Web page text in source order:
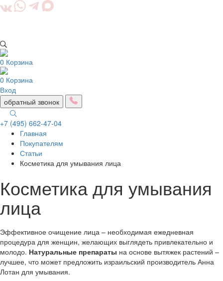
0 Корзина
0 Корзина
Вход
обратный звонок
+7 (495) 662-47-04
Главная
Покупателям
Статьи
Косметика для умывания лица
Косметика для умывания
лица
Эффективное очищение лица – необходимая ежедневная
процедура для женщин, желающих выглядеть привлекательно и
молодо. Натуральные препараты на основе вытяжек растений –
лучшее, что может предложить израильский производитель Анна
Лотан для умывания.